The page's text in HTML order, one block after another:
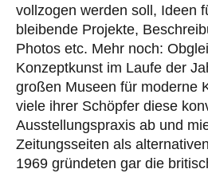
vollzogen werden soll, Ideen
bleibende Projekte,
Photos etc. Mehr noch:
Konzeptkunst im Laufe der
großen Museen für moderne
viele ihrer Schöpfer diese
Ausstellungspraxis ab und
Zeitungsseiten als
1969 gründeten gar die